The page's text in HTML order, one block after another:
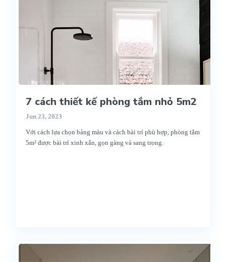
7 cách thiết kế phòng tắm nhỏ 5m2
Jun 23, 2023
Với cách lựa chọn bảng màu và cách bài trí phù hợp, phòng tắm
5m² được bài trí xinh xắn, gọn gàng và sang trọng.